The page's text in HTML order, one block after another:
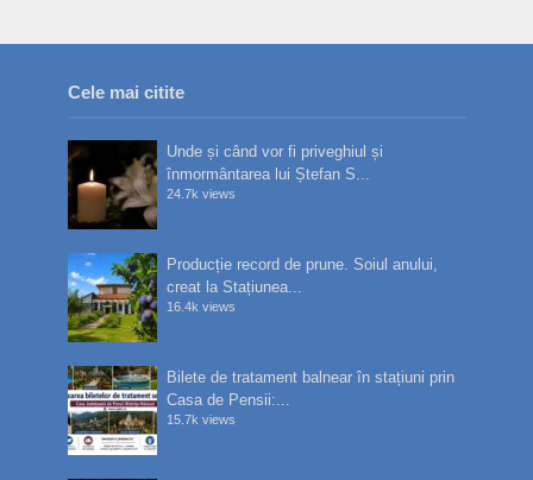
Cele mai citite
Unde și când vor fi priveghiul și
înmormântarea lui Ștefan S...
24.7k views
Producție record de prune. Soiul anului,
creat la Stațiunea...
16.4k views
Bilete de tratament balnear în stațiuni prin
Casa de Pensii:...
15.7k views